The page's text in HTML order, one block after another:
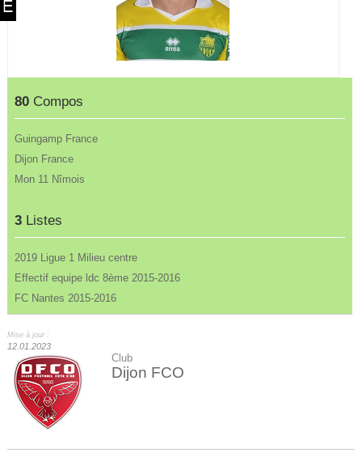
80 Compos
Guingamp France
Dijon France
Mon 11 Nîmois
3 Listes
2019 Ligue 1 Milieu centre
Effectif equipe ldc 8ème 2015-2016
FC Nantes 2015-2016
Mise à jour :
12.01.2023
Club
Dijon FCO